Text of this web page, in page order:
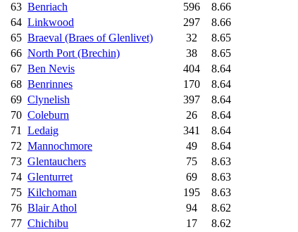
63 Benriach 596
8.66
64 Linkwood 297
8.66
65 Braeval (Braes of Glenlivet) 32
8.65
66 North Port (Brechin) 38
8.65
67 Ben Nevis 404
8.64
68 Benrinnes 170
8.64
69 Clynelish 397
8.64
70 Coleburn 26
8.64
71 Ledaig 341
8.64
72 Mannochmore 49
8.64
73 Glentauchers 75
8.63
74 Glenturret 69
8.63
75 Kilchoman 195
8.63
76 Blair Athol 94
8.62
77 Chichibu 17
8.62